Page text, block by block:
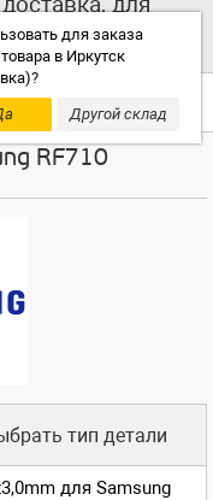
для заказа
в Иркутск
Другой склад
выбирайте
склад!
RF710
тип детали
для Samsung